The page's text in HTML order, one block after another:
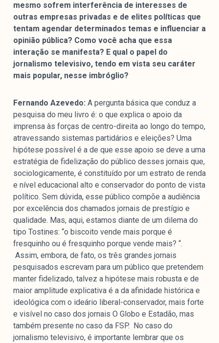
mesmo sofrem interferência de interesses de
outras empresas privadas e de elites políticas que
tentam agendar determinados temas e influenciar a
opinião pública? Como você acha que essa
interação se manifesta? E qual o papel do
jornalismo televisivo, tendo em vista seu caráter
mais popular, nesse imbróglio?
Fernando Azevedo: A pergunta básica que conduz a
pesquisa do meu livro é: o que explica o apoio da
imprensa às forças de centro-direita ao longo do tempo,
atravessando sistemas partidários e eleições? Uma
hipótese possível é a de que esse apoio se deve a uma
estratégia de fidelização do público desses jornais que,
sociologicamente, é constituído por um estrato de renda
e nível educacional alto e conservador do ponto de vista
político. Sem dúvida, esse público compõe a audiência
por excelência dos chamados jornais de prestígio e
qualidade. Mas, aqui, estamos diante de um dilema do
tipo Tostines: “o biscoito vende mais porque é
fresquinho ou é fresquinho porque vende mais? “.
Assim, embora, de fato, os três grandes jornais
pesquisados escrevam para um público que pretendem
manter fidelizado, talvez a hipótese mais robusta e de
maior amplitude explicativa é a da afinidade histórica e
ideológica com o ideário liberal-conservador, mais forte
e visível no caso dos jornais O Globo e Estadão, mas
também presente no caso da FSP. No caso do
jornalismo televisivo, é importante lembrar que os